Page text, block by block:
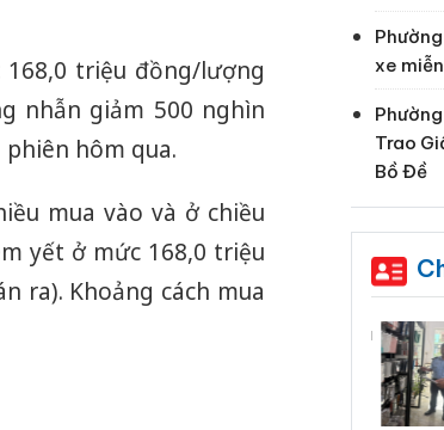
triệu đồng/lượng
nhẫn giảm 500 nghìn
hôm qua.
mua vào và ở chiều
yết ở mức 168,0 triệu
ra). Khoảng cách mua
xe
Trao
Bồ Đề